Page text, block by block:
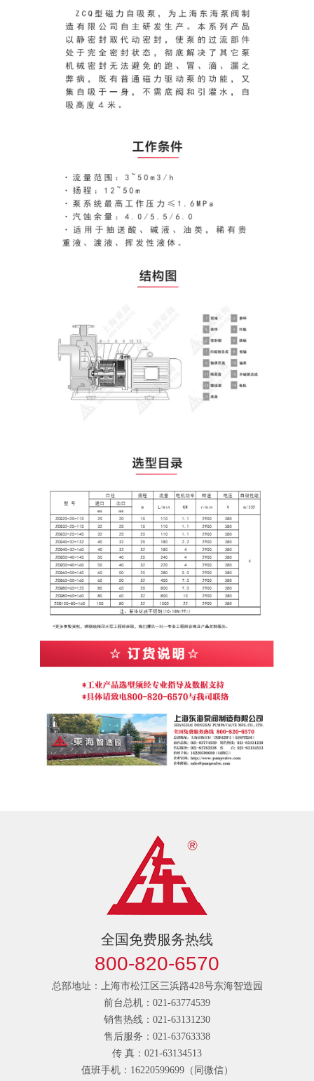
全国免费服务热线
800-820-6570
总部地址：上海市松江区三浜路428号东海智造园
前台总机：021-63774539
销售热线：021-63131230
售后服务：021-63763338
传 真：021-63134513
值班手机：16220599699（同微信）